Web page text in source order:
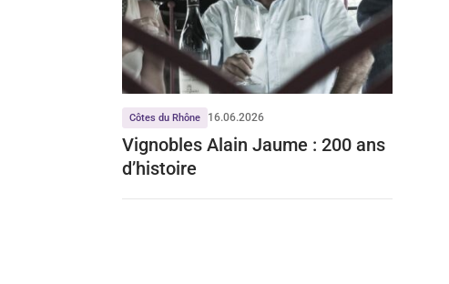
Côtes du Rhône 16.06.2026
Vignobles Alain Jaume : 200 ans
d’histoire